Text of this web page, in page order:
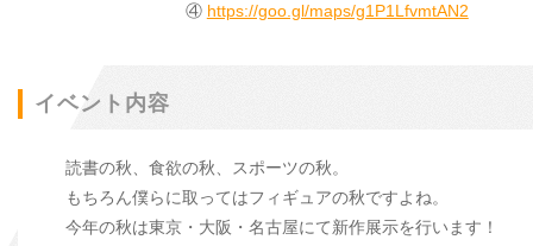
④ https://goo.gl/maps/g1P1LfvmtAN2
イベント内容
読書の秋、食欲の秋、スポーツの秋。
もちろん僕らに取ってはフィギュアの秋ですよね。
今年の秋は東京・大阪・名古屋にて新作展示を行います！